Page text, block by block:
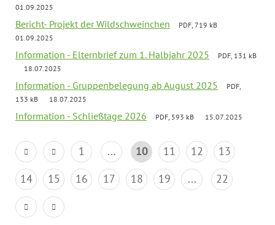
01.09.2025
Bericht- Projekt der Wildschweinchen
PDF, 719 kB
01.09.2025
Information - Elternbrief zum 1. Halbjahr 2025
PDF, 131 kB
18.07.2025
Information - Gruppenbelegung ab August 2025
PDF,
133 kB
18.07.2025
Information - Schließtage 2026 PDF, 593 kB 15.07.2025
1 ... 10 11 12
13
14
15 16 17 18 19 ... 22